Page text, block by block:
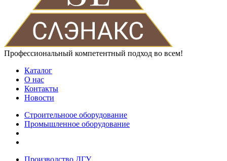
Профессиональный компетентный подход во всем!
Каталог
О нас
Контакты
Новости
Строительноое оборудование
Промышленное оборудование
Производство ДГУ